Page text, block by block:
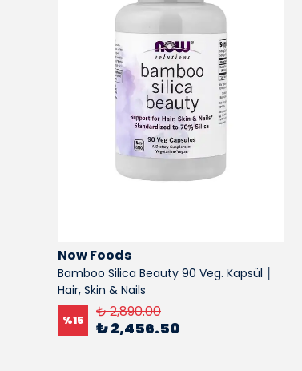
Now Foods
Bamboo Silica Beauty 90 Veg. Kapsül │
Hair, Skin & Nails
%15 ₺ 2,890.00
₺ 2,456.50